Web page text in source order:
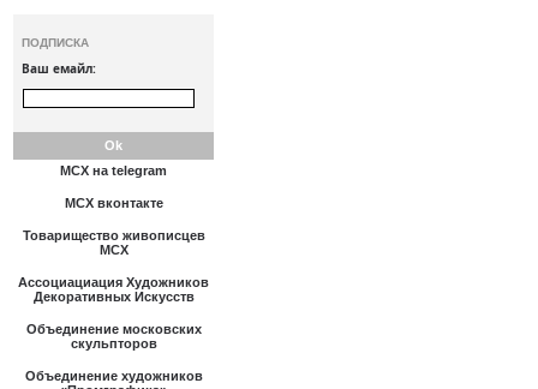
ПОДПИСКА
Ваш емайл:
МСХ на telegram
МСХ вконтакте
Товарищество живописцев
МСХ
Ассоциациация Художников
Декоративных Искусств
Объединение московских
скульпторов
Объединение художников